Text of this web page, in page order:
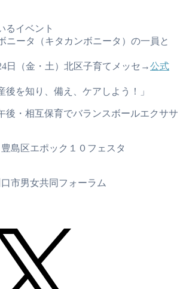
るイベント
ニータ（キタカンボニータ）の一員と
日（金・土）北区子育てメッセ→公式
知り、備え、ケアしよう！」
後・相互保育でバランスボールエクササ
島区エポック１０フェスタ
市男女共同フォーラム